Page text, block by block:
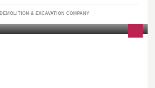
DEMOLITION & EXCAVATION COMPANY